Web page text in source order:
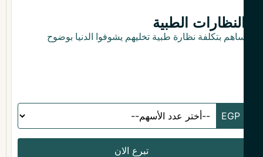
الطبية
بتكلفة نظارة طبية تخليهم يشوفوا الدنيا بوضوح
تبرع الان